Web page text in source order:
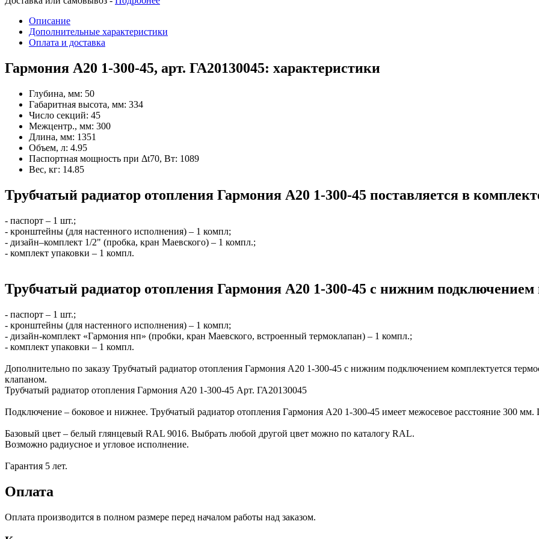
Описание
Дополнительные характеристики
Оплата и доставка
Гармония А20 1-300-45, арт. ГА20130045: характеристики
Глубина, мм: 50
Габаритная высота, мм: 334
Число секций: 45
Межцентр., мм: 300
Длина, мм: 1351
Объем, л: 4.95
Паспортная мощность при Δt70, Вт: 1089
Вес, кг: 14.85
Трубчатый радиатор отопления Гармония А20 1-300-45 поставляется в
- паспорт – 1 шт.;
- кронштейны (для настенного исполнения) – 1 компл;
- дизайн–комплект 1/2" (пробка, кран Маевского) – 1 компл.;
- комплект упаковки – 1 компл.
Трубчатый радиатор отопления Гармония А20 1-300-45 с нижним подключением
- паспорт – 1 шт.;
- кронштейны (для настенного исполнения) – 1 компл;
- дизайн-комплект «Гармония нп» (пробки, кран Маевского, встроенный термоклапан) – 1 компл.;
- комплект упаковки – 1 компл.
Дополнительно по заказу Трубчатый радиатор отопления Гармония А20 1-300-45 с нижним подключением комплектуется
клапаном.
Трубчатый радиатор отопления Гармония А20 1-300-45 Арт. ГА20130045
Подключение – боковое и нижнее. Трубчатый радиатор отопления Гармония А20 1-300-45 имеет межосевое расстояние 300
Базовый цвет – белый глянцевый RAL 9016. Выбрать любой другой цвет можно по каталогу RAL.
Возможно радиусное и угловое исполнение.
Гарантия 5 лет.
Оплата
Оплата производится в полном размере перед началом работы над заказом.